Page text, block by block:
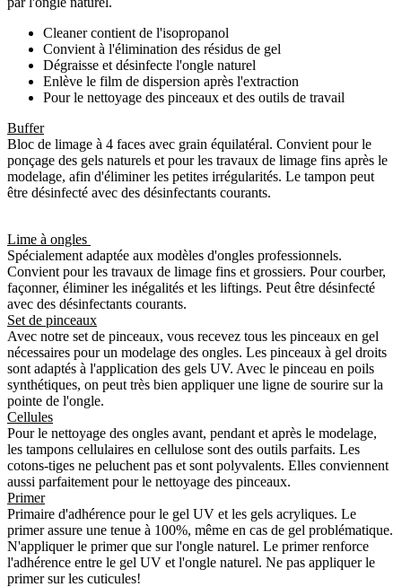
Cleaner contient de l'isopropanol
Convient à l'élimination des résidus de gel
Dégraisse et désinfecte l'ongle naturel
Enlève le film de dispersion après l'extraction
Pour le nettoyage des pinceaux et des outils de travail
Buffer
Bloc de limage à 4 faces avec grain équilatéral. Convient pour le
ponçage des gels naturels et pour les travaux de limage fins après le
modelage, afin d'éliminer les petites irrégularités. Le tampon peut
être désinfecté avec des désinfectants courants.
Lime à ongles
Spécialement adaptée aux modèles d'ongles professionnels.
Convient pour les travaux de limage fins et grossiers. Pour courber,
façonner, éliminer les inégalités et les liftings. Peut être désinfecté
avec des désinfectants courants.
Set de pinceaux
Avec notre set de pinceaux, vous recevez tous les pinceaux en gel
nécessaires pour un modelage des ongles. Les pinceaux à gel droits
sont adaptés à l'application des gels UV. Avec le pinceau en poils
synthétiques, on peut très bien appliquer une ligne de sourire sur la
pointe de l'ongle.
Cellules
Pour le nettoyage des ongles avant, pendant et après le modelage,
les tampons cellulaires en cellulose sont des outils parfaits. Les
cotons-tiges ne peluchent pas et sont polyvalents. Elles conviennent
aussi parfaitement pour le nettoyage des pinceaux.
Primer
Primaire d'adhérence pour le gel UV et les gels acryliques. Le
primer assure une tenue à 100%, même en cas de gel problématique.
N'appliquer le primer que sur l'ongle naturel. Le primer renforce
l'adhérence entre le gel UV et l'ongle naturel. Ne pas appliquer le
primer sur les cuticules!